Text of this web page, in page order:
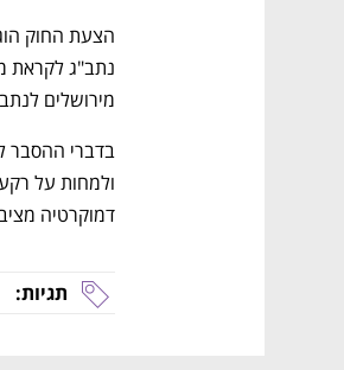
מירושלים לנתב"ג
דמוקרטיה
תגיות: